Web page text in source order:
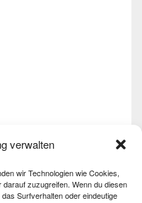
verwalten
wir Technologien wie Cookies,
zuzugreifen. Wenn du diesen
Surfverhalten oder eindeutige